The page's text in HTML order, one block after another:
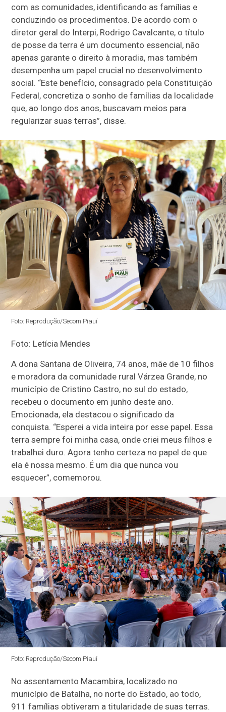
com as comunidades, identificando as famílias e
conduzindo os procedimentos. De acordo com o
diretor geral do Interpi, Rodrigo Cavalcante, o título
de posse da terra é um documento essencial, não
apenas garante o direito à moradia, mas também
desempenha um papel crucial no desenvolvimento
social. “Este benefício, consagrado pela Constituição
Federal, concretiza o sonho de famílias da localidade
que, ao longo dos anos, buscavam meios para
regularizar suas terras”, disse.
Foto: Reprodução/Secom Piauí
Foto: Letícia Mendes
A dona Santana de Oliveira, 74 anos, mãe de 10 filhos
e moradora da comunidade rural Várzea Grande, no
município de Cristino Castro, no sul do estado,
recebeu o documento em junho deste ano.
Emocionada, ela destacou o significado da
conquista. “Esperei a vida inteira por esse papel. Essa
terra sempre foi minha casa, onde criei meus filhos e
trabalhei duro. Agora tenho certeza no papel de que
ela é nossa mesmo. É um dia que nunca vou
esquecer”, comemorou.
Foto: Reprodução/Secom Piauí
No assentamento Macambira, localizado no
município de Batalha, no norte do Estado, ao todo,
911 famílias obtiveram a titularidade de suas terras.